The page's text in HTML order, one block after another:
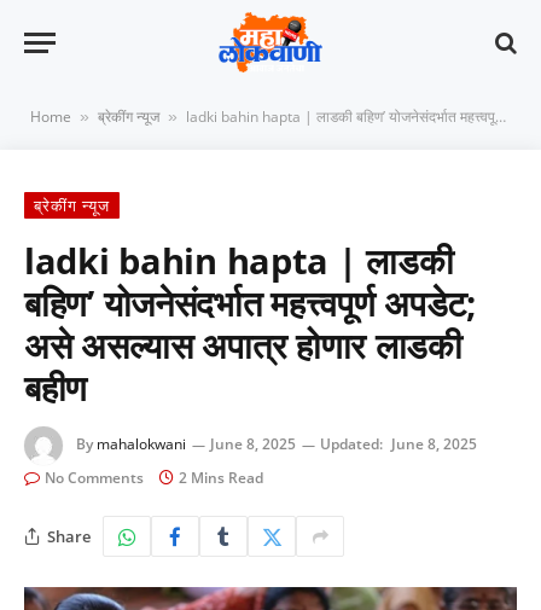
Home » ब्रेकींग न्यूज » ladki bahin hapta | लाडकी बहिण’ योजनेसंदर्भात महत्त्वपूर्ण अपडेट; असे असल्यास अपात्र होणार लाडकी बहीण
ब्रेकींग न्यूज
ladki bahin hapta | लाडकी
बहिण’ योजनेसंदर्भात महत्त्वपूर्ण अपडेट;
असे असल्यास अपात्र होणार लाडकी
बहीण
By mahalokwani June 8, 2025 Updated: June 8, 2025
No Comments
2 Mins Read
Share